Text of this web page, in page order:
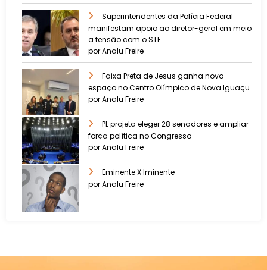
Superintendentes da Polícia Federal
manifestam apoio ao diretor-geral em meio
a tensão com o STF
por Analu Freire
Faixa Preta de Jesus ganha novo
espaço no Centro Olímpico de Nova Iguaçu
por Analu Freire
PL projeta eleger 28 senadores e ampliar
força política no Congresso
por Analu Freire
Eminente X Iminente
por Analu Freire